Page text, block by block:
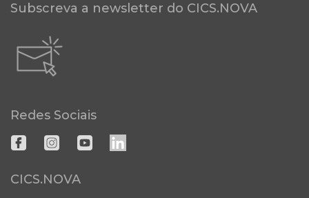
Subscreva a newsletter do CICS.NOVA
Redes Sociais
CICS.NOVA